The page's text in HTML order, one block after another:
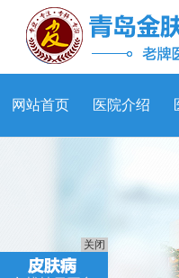
网站首页 医院介绍
关闭